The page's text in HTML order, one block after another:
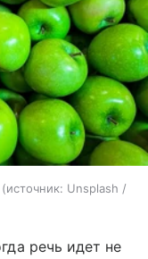
источник: Unsplash /
речь идет не